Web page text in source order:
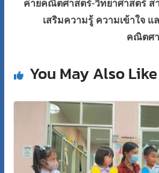
ค่ายคณิตศาสตร์-วิทยาศาสตร์ ส
เสริมความรู้ ความเข้าใจ
คณิตศ
You May Also Like